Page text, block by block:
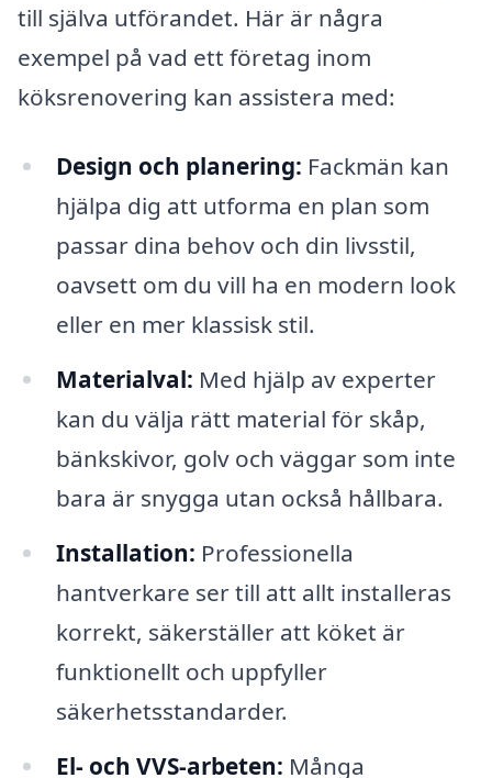
till själva utförandet. Här är några
exempel på vad ett företag inom
köksrenovering kan assistera med:
Design och planering: Fackmän kan
hjälpa dig att utforma en plan som
passar dina behov och din livsstil,
oavsett om du vill ha en modern look
eller en mer klassisk stil.
Materialval: Med hjälp av experter
kan du välja rätt material för skåp,
bänkskivor, golv och väggar som inte
bara är snygga utan också hållbara.
Installation: Professionella
hantverkare ser till att allt installeras
korrekt, säkerställer att köket är
funktionellt och uppfyller
säkerhetsstandarder.
El- och VVS-arbeten: Många